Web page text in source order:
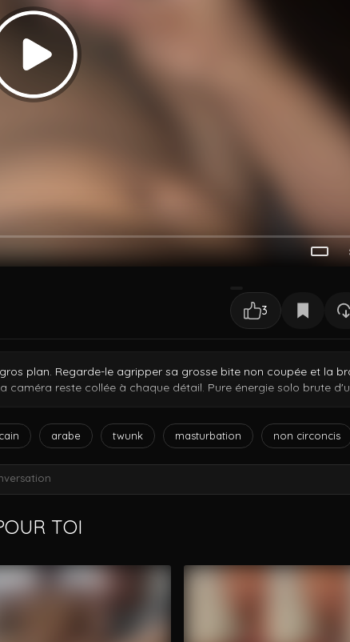
TTBM
1.0K videos
3
plan. Regarde-le agripper sa grosse bite non coupée et la
caméra reste collée à chaque détail. Pure énergie solo brute
arabe twunk masturbation
non circoncis
TOI